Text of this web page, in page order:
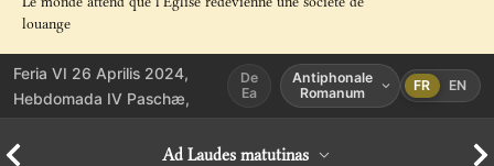
louange
Feria VI 26 Aprilis 2024,
Hebdomada IV Paschæ,
De
Ea
Antiphonale
Romanum
FR EN
Ad Laudes matutinas